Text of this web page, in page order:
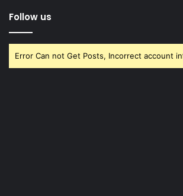
Follow us
Error Can not Get Posts, Incorrect account